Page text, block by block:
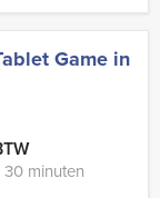
Game in
minuten